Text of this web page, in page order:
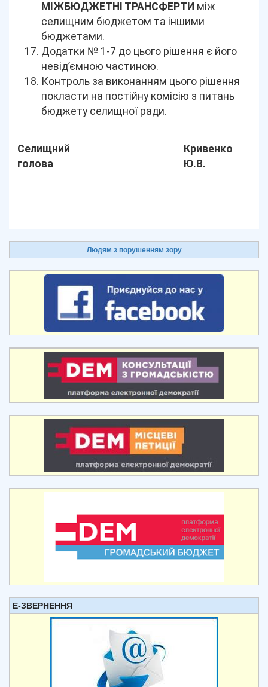
МІЖБЮДЖЕТНІ ТРАНСФЕРТИ між
селищним бюджетом та іншими
бюджетами.
Додатки № 1-7 до цього рішення є його
невід’ємною частиною.
Контроль за виконанням цього рішення
покласти на постійну комісію з питань
бюджету селищної ради.
Селищний
голова
Кривенко
Ю.В.
Людям з порушенням зору
Е-ЗВЕРНЕННЯ